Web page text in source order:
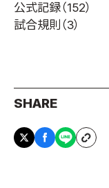
公式記録（152）
試合規則 （3）
SHARE